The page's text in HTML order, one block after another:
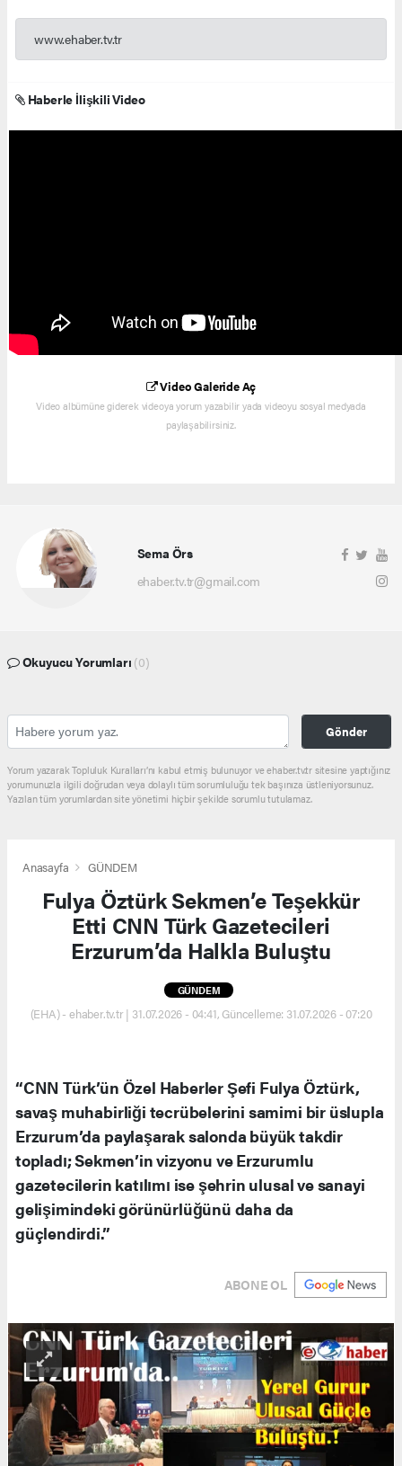
www.ehaber.tv.tr
Haberle İlişkili Video
Video Galeride Aç
Video albümüne giderek videoya yorum yazabilir yada videoyu sosyal medyada
paylaşabilirsiniz.
Sema Örs
ehaber.tv.tr@gmail.com
Okuyucu Yorumları (0)
Gönder
Yorum yazarak Topluluk Kuralları’nı kabul etmiş bulunuyor ve ehaber.tv.tr sitesine yaptığınız
yorumunuzla ilgili doğrudan veya dolaylı tüm sorumluluğu tek başınıza üstleniyorsunuz.
Yazılan tüm yorumlardan site yönetimi hiçbir şekilde sorumlu tutulamaz.
Anasayfa GÜNDEM
Fulya Öztürk Sekmen’e Teşekkür
Etti CNN Türk Gazetecileri
Erzurum’da Halkla Buluştu
GÜNDEM
(EHA) - ehaber.tv.tr | 31.07.2026 - 04:41, Güncelleme: 31.07.2026 - 07:20
“CNN Türk’ün Özel Haberler Şefi Fulya Öztürk,
savaş muhabirliği tecrübelerini samimi bir üslupla
Erzurum’da paylaşarak salonda büyük takdir
topladı; Sekmen’in vizyonu ve Erzurumlu
gazetecilerin katılımı ise şehrin ulusal ve sanayi
gelişimindeki görünürlüğünü daha da
güçlendirdi.”
ABONE OL